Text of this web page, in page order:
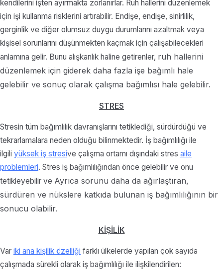
kendilerini işten ayırmakta zorlanırlar. Ruh hallerini düzenlemek
için işi kullanma risklerini artırabilir. Endişe, endişe, sinirlilik,
gerginlik ve diğer olumsuz duygu durumlarını azaltmak veya
kişisel sorunlarını düşünmekten kaçmak için çalışabilecekleri
anlamına gelir. Bunu alışkanlık haline getirenler, ruh hallerini
düzenlemek için giderek daha fazla işe bağımlı hale
gelebilir ve sonuç olarak çalışma bağımlısı hale gelebilir.
STRES
Stresin tüm bağımlılık davranışlarını tetiklediği, sürdürdüğü ve
tekrarlamalara neden olduğu bilinmektedir. İş bağımlılığı ile
ilgili yüksek iş stresive çalışma ortamı dışındaki stres aile
problemleri. Stres iş bağımlılığından önce gelebilir ve onu
tetikleyebilir ve Ayrıca sorunu daha da ağırlaştıran,
sürdüren ve nükslere katkıda bulunan iş bağımlılığının bir
sonucu olabilir.
KİŞİLİK
Var iki ana kişilik özelliği farklı ülkelerde yapılan çok sayıda
çalışmada sürekli olarak iş bağımlılığı ile ilişkilendirilen: